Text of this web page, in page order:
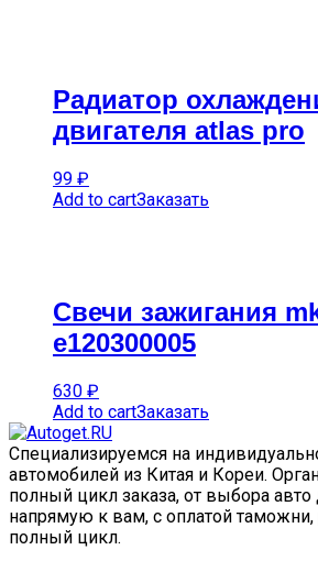
Радиатор
двигателя atlas pro
99 ₽
Add to cartЗаказать
Свечи зажигания
e120300005
630 ₽
Add to cartЗаказать
Специализируемся на
автомобилей из Китая и Кореи.
полный цикл заказа, от выбора авто
напрямую к вам, с оплатой таможни,
полный цикл.